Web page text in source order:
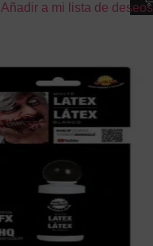
Añadir a mi lista de deseos